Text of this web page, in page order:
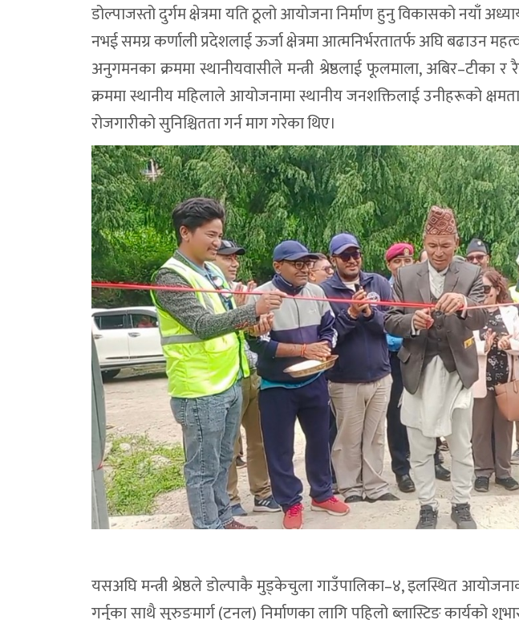
डोल्पाजस्तो दुर्गम क्षेत्रमा यति ठूलो आयोजना निर्माण हुनु विकासको नयाँ
नभई समग्र कर्णाली प्रदेशलाई ऊर्जा क्षेत्रमा आत्मनिर्भरतातर्फ अघि बढाउन
अनुगमनका क्रममा स्थानीयवासीले मन्त्री श्रेष्ठलाई फूलमाला, अबिर–टीका
क्रममा स्थानीय महिलाले आयोजनामा स्थानीय जनशक्तिलाई उनीहरूको
रोजगारीको सुनिश्चितता गर्न माग गरेका थिए।
यसअघि मन्त्री श्रेष्ठले डोल्पाकै मुड्केचुला गाउँपालिका–४, इलस्थित
गर्नुका साथै सुरुङमार्ग (टनल) निर्माणका लागि पहिलो ब्लास्टिङ कार्यको